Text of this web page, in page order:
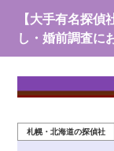
【大手有名探
し・婚前調査に
札幌・北海道の探偵社